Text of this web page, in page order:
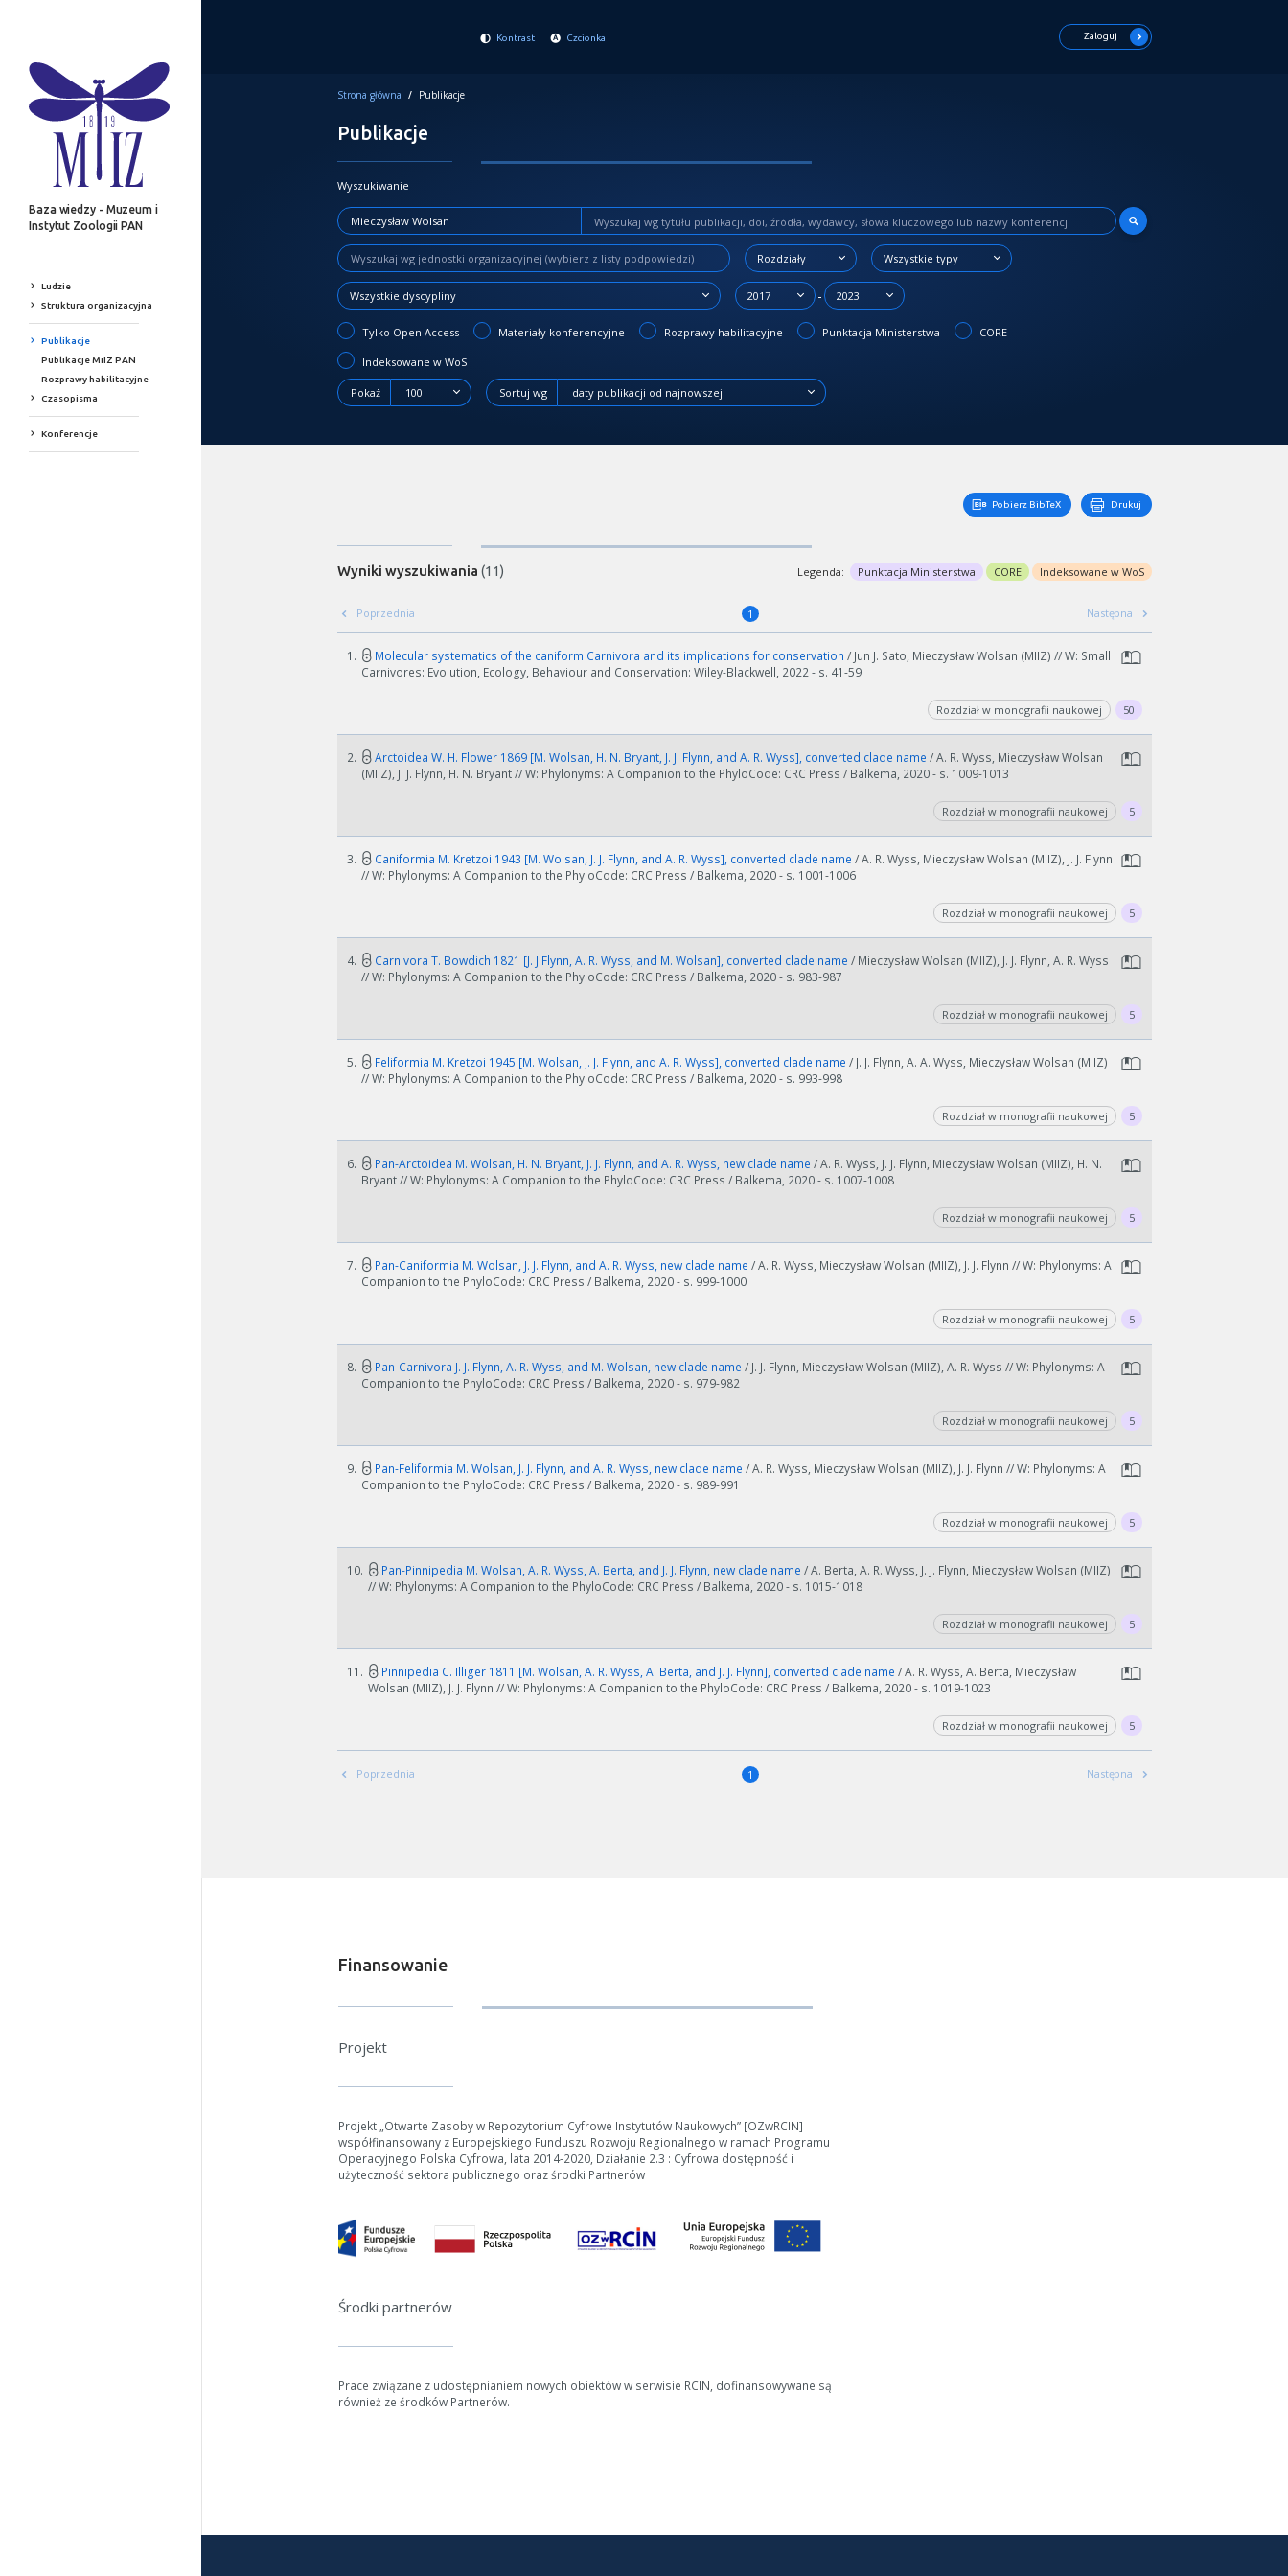
W zależności od ilości danych do przetworzenia generowanie pliku może się wydłużyć.
Jeśli generowanie trwa zbyt długo można ograniczyć dane np. zmniejszając zakres lat.
Baza wiedzy - Muzeum i
Instytut Zoologii PAN
Ludzie
Struktura organizacyjna
Publikacje
Publikacje MiIZ PAN
Rozprawy habilitacyjne
Czasopisma
Konferencje
Kontrast Czcionka Zaloguj
Strona główna / Publikacje
Publikacje
Wyszukiwanie
Rozdziały Wszystkie typy
Wszystkie dyscypliny 2017 - 2023
Tylko Open Access Materiały konferencyjne Rozprawy habilitacyjne Punktacja Ministerstwa CORE
Indeksowane w WoS
Pokaż 100 Sortuj wg daty publikacji od najnowszej
Pobierz BibTeX Drukuj
Wyniki wyszukiwania (11) Legenda: Punktacja Ministerstwa CORE Indeksowane w WoS
Poprzednia Następna
1
1. Molecular systematics of the caniform Carnivora and its implications for conservation / Jun J. Sato, Mieczysław Wolsan (MIIZ) // W: Small
Carnivores: Evolution, Ecology, Behaviour and Conservation: Wiley-Blackwell, 2022 - s. 41-59
Rozdział w monografii naukowej 50
2. Arctoidea W. H. Flower 1869 [M. Wolsan, H. N. Bryant, J. J. Flynn, and A. R. Wyss], converted clade name / A. R. Wyss, Mieczysław Wolsan
(MIIZ), J. J. Flynn, H. N. Bryant // W: Phylonyms: A Companion to the PhyloCode: CRC Press / Balkema, 2020 - s. 1009-1013
Rozdział w monografii naukowej 5
3. Caniformia M. Kretzoi 1943 [M. Wolsan, J. J. Flynn, and A. R. Wyss], converted clade name / A. R. Wyss, Mieczysław Wolsan (MIIZ), J. J. Flynn
// W: Phylonyms: A Companion to the PhyloCode: CRC Press / Balkema, 2020 - s. 1001-1006
Rozdział w monografii naukowej 5
4. Carnivora T. Bowdich 1821 [J. J Flynn, A. R. Wyss, and M. Wolsan], converted clade name / Mieczysław Wolsan (MIIZ), J. J. Flynn, A. R. Wyss
// W: Phylonyms: A Companion to the PhyloCode: CRC Press / Balkema, 2020 - s. 983-987
Rozdział w monografii naukowej 5
5. Feliformia M. Kretzoi 1945 [M. Wolsan, J. J. Flynn, and A. R. Wyss], converted clade name / J. J. Flynn, A. A. Wyss, Mieczysław Wolsan (MIIZ)
// W: Phylonyms: A Companion to the PhyloCode: CRC Press / Balkema, 2020 - s. 993-998
Rozdział w monografii naukowej 5
6. Pan-Arctoidea M. Wolsan, H. N. Bryant, J. J. Flynn, and A. R. Wyss, new clade name / A. R. Wyss, J. J. Flynn, Mieczysław Wolsan (MIIZ), H. N.
Bryant // W: Phylonyms: A Companion to the PhyloCode: CRC Press / Balkema, 2020 - s. 1007-1008
Rozdział w monografii naukowej 5
7. Pan-Caniformia M. Wolsan, J. J. Flynn, and A. R. Wyss, new clade name / A. R. Wyss, Mieczysław Wolsan (MIIZ), J. J. Flynn // W: Phylonyms: A
Companion to the PhyloCode: CRC Press / Balkema, 2020 - s. 999-1000
Rozdział w monografii naukowej 5
8. Pan-Carnivora J. J. Flynn, A. R. Wyss, and M. Wolsan, new clade name / J. J. Flynn, Mieczysław Wolsan (MIIZ), A. R. Wyss // W: Phylonyms: A
Companion to the PhyloCode: CRC Press / Balkema, 2020 - s. 979-982
Rozdział w monografii naukowej 5
9. Pan-Feliformia M. Wolsan, J. J. Flynn, and A. R. Wyss, new clade name / A. R. Wyss, Mieczysław Wolsan (MIIZ), J. J. Flynn // W: Phylonyms: A
Companion to the PhyloCode: CRC Press / Balkema, 2020 - s. 989-991
Rozdział w monografii naukowej 5
10. Pan-Pinnipedia M. Wolsan, A. R. Wyss, A. Berta, and J. J. Flynn, new clade name / A. Berta, A. R. Wyss, J. J. Flynn, Mieczysław Wolsan (MIIZ)
// W: Phylonyms: A Companion to the PhyloCode: CRC Press / Balkema, 2020 - s. 1015-1018
Rozdział w monografii naukowej 5
11. Pinnipedia C. Illiger 1811 [M. Wolsan, A. R. Wyss, A. Berta, and J. J. Flynn], converted clade name / A. R. Wyss, A. Berta, Mieczysław
Wolsan (MIIZ), J. J. Flynn // W: Phylonyms: A Companion to the PhyloCode: CRC Press / Balkema, 2020 - s. 1019-1023
Rozdział w monografii naukowej 5
Poprzednia Następna
1
Finansowanie
Projekt
Projekt „Otwarte Zasoby w Repozytorium Cyfrowe Instytutów Naukowych” [OZwRCIN]
współfinansowany z Europejskiego Funduszu Rozwoju Regionalnego w ramach Programu
Operacyjnego Polska Cyfrowa, lata 2014-2020, Działanie 2.3 : Cyfrowa dostępność i
użyteczność sektora publicznego oraz środki Partnerów
Środki partnerów
Prace związane z udostępnianiem nowych obiektów w serwisie RCIN, dofinansowywane są
również ze środków Partnerów.